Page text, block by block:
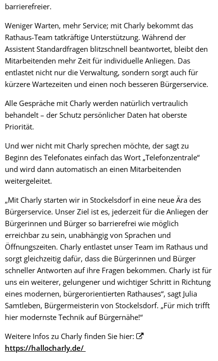
barrierefreier.
Weniger Warten, mehr Service; mit Charly bekommt das
Rathaus-Team tatkräftige Unterstützung. Während der
Assistent Standardfragen blitzschnell beantwortet, bleibt den
Mitarbeitenden mehr Zeit für individuelle Anliegen. Das
entlastet nicht nur die Verwaltung, sondern sorgt auch für
kürzere Wartezeiten und einen noch besseren Bürgerservice.
Alle Gespräche mit Charly werden natürlich vertraulich
behandelt – der Schutz persönlicher Daten hat oberste
Priorität.
Und wer nicht mit Charly sprechen möchte, der sagt zu
Beginn des Telefonates einfach das Wort „Telefonzentrale“
und wird dann automatisch an einen Mitarbeitenden
weitergeleitet.
„Mit Charly starten wir in Stockelsdorf in eine neue Ära des
Bürgerservice. Unser Ziel ist es, jederzeit für die Anliegen der
Bürgerinnen und Bürger so barrierefrei wie möglich
erreichbar zu sein, unabhängig von Sprachen und
Öffnungszeiten. Charly entlastet unser Team im Rathaus und
sorgt gleichzeitig dafür, dass die Bürgerinnen und Bürger
schneller Antworten auf ihre Fragen bekommen. Charly ist für
uns ein weiterer, gelungener und wichtiger Schritt in Richtung
eines modernen, bürgerorientierten Rathauses“, sagt Julia
Samtleben, Bürgermeisterin von Stockelsdorf. „Für mich trifft
hier modernste Technik auf Bürgernähe!“
Weitere Infos zu Charly finden Sie hier:
https://hallocharly.de/